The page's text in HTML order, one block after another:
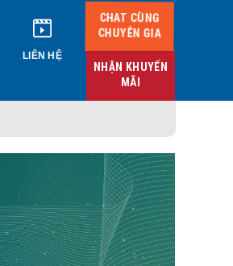
LIÊN HỆ
CHAT CÙNG
CHUYÊN GIA
NHẬN KHUYẾN
MÃI